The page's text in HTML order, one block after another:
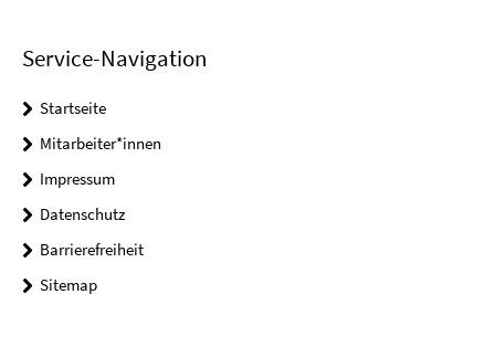
Service-Navigation
Startseite
Mitarbeiter*innen
Impressum
Datenschutz
Barrierefreiheit
Sitemap